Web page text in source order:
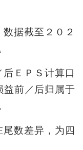
据截至２０２
ＥＰＳ计算口
前／后归属于
数差异，为四